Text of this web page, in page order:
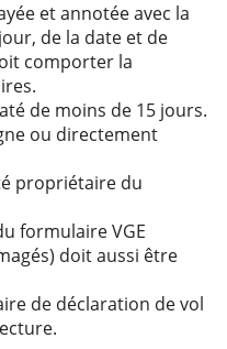
et annotée avec la
de la date et de
comporter la
de moins de 15 jours.
ou directement
propriétaire du
formulaire VGE
doit aussi être
de déclaration de vol